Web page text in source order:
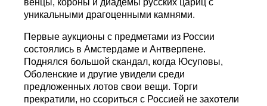
венцы, короны и диадемы русских цариц с
уникальными драгоценными камнями.
Первые аукционы с предметами из России
состоялись в Амстердаме и Антверпене.
Поднялся большой скандал, когда Юсуповы,
Оболенские и другие увидели среди
предложенных лотов свои вещи. Торги
прекратили, но ссориться с Россией не захотели